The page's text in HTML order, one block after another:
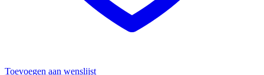
Toevoegen aan wenslijst